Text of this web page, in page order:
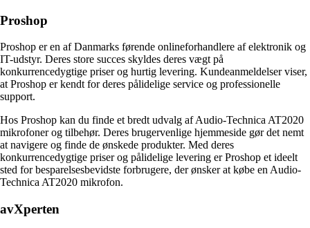
Proshop
Proshop er en af Danmarks førende onlineforhandlere af elektronik og
IT-udstyr. Deres store succes skyldes deres vægt på
konkurrencedygtige priser og hurtig levering. Kundeanmeldelser viser,
at Proshop er kendt for deres pålidelige service og professionelle
support.
Hos Proshop kan du finde et bredt udvalg af Audio-Technica AT2020
mikrofoner og tilbehør. Deres brugervenlige hjemmeside gør det nemt
at navigere og finde de ønskede produkter. Med deres
konkurrencedygtige priser og pålidelige levering er Proshop et ideelt
sted for besparelsesbevidste forbrugere, der ønsker at købe en Audio-
Technica AT2020 mikrofon.
avXperten